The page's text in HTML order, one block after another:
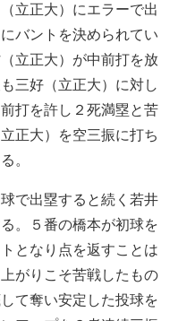
立正大）にエラーで出
バントを決められてい
立正大）が中前打を放
三好（立正大）に対し
打を許し２死満塁と苦
正大）を空三振に打ち
。
で出塁すると続く若井
。５番の橋本が初球を
となり点を返すことは
がりこそ苦戦したもの
て奪い安定した投球を